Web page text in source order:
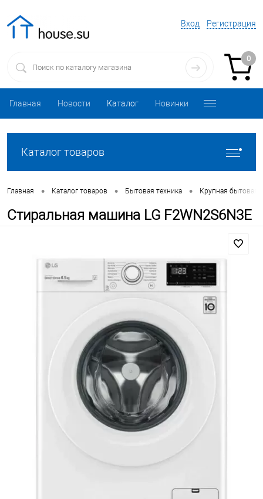
Вход Регистрация
0
Главная Новости Каталог Новинки
Каталог товаров
Главная • Каталог товаров • Бытовая техника • Крупная бытовая
Стиральная машина LG F2WN2S6N3E